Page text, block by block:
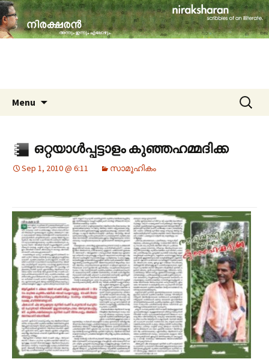
niraksharan (നിരക്ഷരൻ)
travelogues, book reviews, social issues,
cinema, memories & lot more…
Menu
Search
for:
ഒറ്റയാള്‍പ്പട്ടാളം കുഞ്ഞഹമ്മദിക്ക
Sep 1, 2010 @ 6:11 സാമൂഹികം